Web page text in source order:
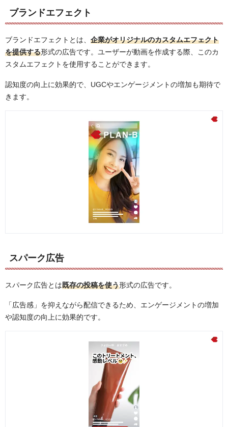
ブランドエフェクト
ブランドエフェクトとは、 企業がオリジナルのカスタムエフェクト
を提供する形式の広告です。ユーザーが動画を作成する際、このカ
スタムエフェクトを使用することができます。
認知度の向上に効果的で、UGCやエンゲージメントの増加も期待で
きます。
スパーク広告
スパーク広告とは既存の投稿を使う形式の広告です。
「広告感」を抑えながら配信できるため、エンゲージメントの増加
や認知度の向上に効果的です。